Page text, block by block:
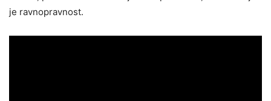
je ravnopravnost.